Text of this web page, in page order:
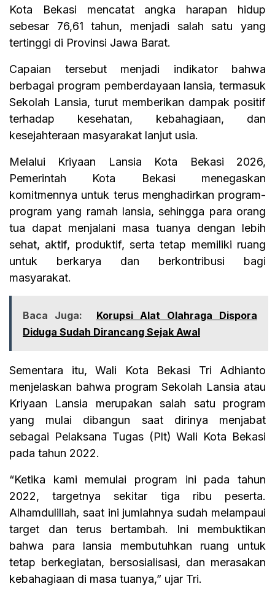
Kota Bekasi mencatat angka harapan hidup
sebesar 76,61 tahun, menjadi salah satu yang
tertinggi di Provinsi Jawa Barat.
Capaian tersebut menjadi indikator bahwa
berbagai program pemberdayaan lansia, termasuk
Sekolah Lansia, turut memberikan dampak positif
terhadap kesehatan, kebahagiaan, dan
kesejahteraan masyarakat lanjut usia.
Melalui Kriyaan Lansia Kota Bekasi 2026,
Pemerintah Kota Bekasi menegaskan
komitmennya untuk terus menghadirkan program-
program yang ramah lansia, sehingga para orang
tua dapat menjalani masa tuanya dengan lebih
sehat, aktif, produktif, serta tetap memiliki ruang
untuk berkarya dan berkontribusi bagi
masyarakat.
Baca Juga:
Korupsi Alat Olahraga Dispora
Diduga Sudah Dirancang Sejak Awal
Sementara itu, Wali Kota Bekasi Tri Adhianto
menjelaskan bahwa program Sekolah Lansia atau
Kriyaan Lansia merupakan salah satu program
yang mulai dibangun saat dirinya menjabat
sebagai Pelaksana Tugas (Plt) Wali Kota Bekasi
pada tahun 2022.
“Ketika kami memulai program ini pada tahun
2022, targetnya sekitar tiga ribu peserta.
Alhamdulillah, saat ini jumlahnya sudah melampaui
target dan terus bertambah. Ini membuktikan
bahwa para lansia membutuhkan ruang untuk
tetap berkegiatan, bersosialisasi, dan merasakan
kebahagiaan di masa tuanya,” ujar Tri.